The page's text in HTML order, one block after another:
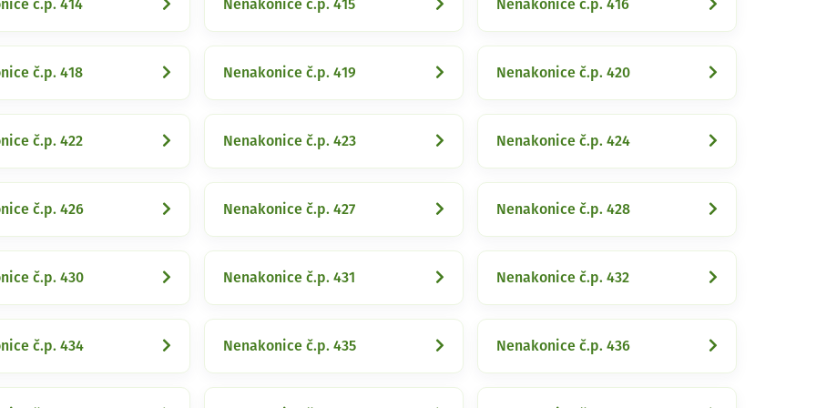
č.p. 414 Nenakonice č.p. 415 Nenakonice č.p. 416
č.p. 418 Nenakonice č.p. 419 Nenakonice č.p. 420
č.p. 422 Nenakonice č.p. 423 Nenakonice č.p. 424
č.p. 426 Nenakonice č.p. 427 Nenakonice č.p. 428
č.p. 430 Nenakonice č.p. 431 Nenakonice č.p. 432
č.p. 434 Nenakonice č.p. 435 Nenakonice č.p. 436